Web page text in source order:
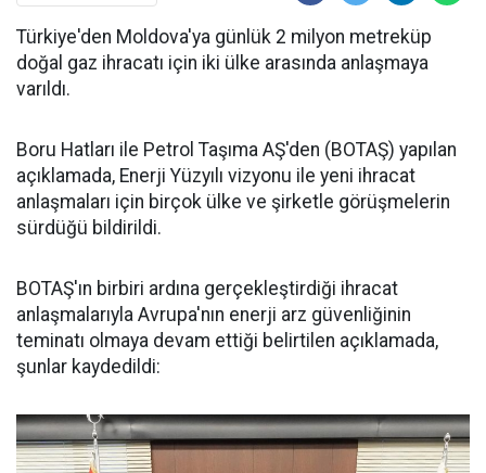
Türkiye'den Moldova'ya günlük 2 milyon metreküp
doğal gaz ihracatı için iki ülke arasında anlaşmaya
varıldı.
Boru Hatları ile Petrol Taşıma AŞ'den (BOTAŞ) yapılan
açıklamada, Enerji Yüzyılı vizyonu ile yeni ihracat
anlaşmaları için birçok ülke ve şirketle görüşmelerin
sürdüğü bildirildi.
BOTAŞ'ın birbiri ardına gerçekleştirdiği ihracat
anlaşmalarıyla Avrupa'nın enerji arz güvenliğinin
teminatı olmaya devam ettiği belirtilen açıklamada,
şunlar kaydedildi: